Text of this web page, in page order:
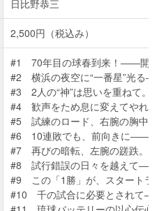
日比野恭三
2,500円（税込み）
#1 70年目の球春到来！――開幕
#2 横浜の夜空に“一番星”光る
#3 2人の“神”は思いを重ねて。
#4 歓声をため息に変えてやれ
#5 試練のロード、右腕の胸中。
#6 10連敗でも、前向きに――不
#7 再びの暗転、左腕の蹉跌。
#8 試行錯誤の日々を越えて
#9 この「1勝」が、スタートラ
#10 千の試合に必要とされて